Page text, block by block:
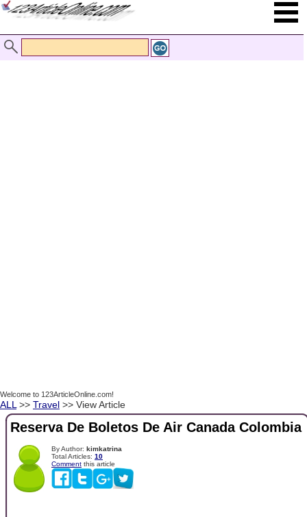
Welcome to 123ArticleOnline.com!
ALL >> Travel >> View Article
Reserva De Boletos De Air Canada Colombia
By Author: kimkatrina
Total Articles: 10
Comment this article